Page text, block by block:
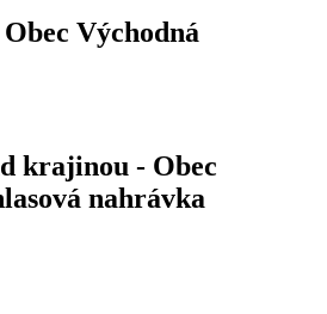
Východná
krajinou - Obec
nahrávka